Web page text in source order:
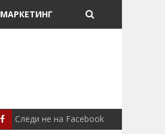
МАРКЕТИНГ
СЦЕНА СЕВЕРИНА ВО
Следи не на Facebook